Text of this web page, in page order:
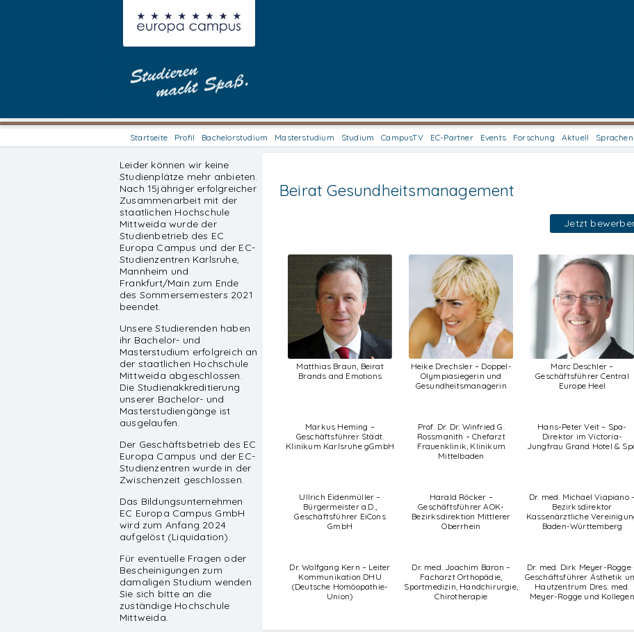
Startseite Profil Bachelorstudium Masterstudium Studium CampusTV EC-Partner Events Forschung Aktuell Sprachen
Leider können wir keine
Studienplätze mehr anbieten.
Nach 15jähriger erfolgreicher
Zusammenarbeit mit der
staatlichen Hochschule
Mittweida wurde der
Studienbetrieb des EC
Europa Campus und der EC-
Studienzentren Karlsruhe,
Mannheim und
Frankfurt/Main zum Ende
des Sommersemesters 2021
beendet.
Unsere Studierenden haben
ihr Bachelor- und
Masterstudium erfolgreich an
der staatlichen Hochschule
Mittweida abgeschlossen.
Die Studienakkreditierung
unserer Bachelor- und
Masterstudiengänge ist
ausgelaufen.
Der Geschäftsbetrieb des EC
Europa Campus und der EC-
Studienzentren wurde in der
Zwischenzeit geschlossen.
Das Bildungsunternehmen
EC Europa Campus GmbH
wird zum Anfang 2024
aufgelöst (Liquidation).
Für eventuelle Fragen oder
Bescheinigungen zum
damaligen Studium wenden
Sie sich bitte an die
zuständige Hochschule
Mittweida.
Beirat Gesundheitsmanagement
Jetzt
Matthias Braun, Beirat
Brands and Emotions
Heike Drechsler – Doppel-
Olympiasiegerin und
Gesundheitsmanagerin
Marc Deschler –
Geschäftsführer Central
Europe Heel
Markus Heming –
Geschäftsführer Städt.
Klinikum Karlsruhe gGmbH
Prof. Dr. Dr. Winfried G.
Rossmanith – Chefarzt
Frauenklinik, Klinikum
Mittelbaden
Hans-Peter Veit – Spa-
Direktor im Victoria-
Jungfrau Grand Hotel &
Ullrich Eidenmüller –
Bürgermeister a.D.,
Geschäftsführer EiCons
GmbH
Harald Röcker –
Geschäftsführer AOK-
Bezirksdirektion Mittlerer
Oberrhein
Dr. med. Michael Viapiano
Bezirksdirektor
Kassenärztliche
Baden-Württemberg
Dr. Wolfgang Kern – Leiter
Kommunikation DHU
(Deutsche Homöopathie-
Union)
Dr. med. Joachim Baron –
Facharzt Orthopädie,
Sportmedizin, Handchirurgie,
Chirotherapie
Dr. med. Dirk Meyer-Rogge
Geschäftsführer Ästhetik
Hautzentrum Dres. med.
Meyer-Rogge und Kollegen